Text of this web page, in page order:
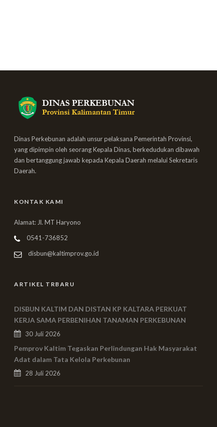
Dinas Perkebunan adalah unsur pelaksana Pemerintah Provinsi,
yang dipimpin oleh seorang Kepala Dinas, berkedudukan dibawah
dan bertanggung jawab kepada Kepala Daerah melalui Sekretaris
Daerah.
KONTAK KAMI
Alamat: Jl. MT Haryono
0541-736852
disbun@kaltimprov.go.id
ARTIKEL TRBARU
DISBUN KALTIM DAN DISTAN KP KALTARA PERKUAT
KERJA SAMA PERBENIHAN TANAMAN PERKEBUNAN
30 Juli 2026
Pemprov Kaltim Tegaskan Perlindungan Hak Masyarakat
Adat dalam Tata Kelola Perkebunan
28 Juli 2026